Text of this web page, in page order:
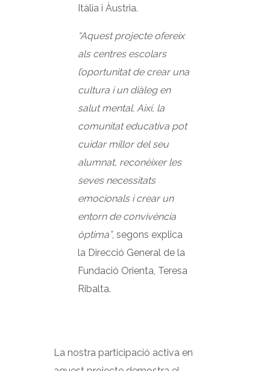
Itàlia i Àustria.
“Aquest projecte ofereix
als centres escolars
l’oportunitat de crear una
cultura i un diàleg en
salut mental. Així, la
comunitat educativa pot
cuidar millor del seu
alumnat, reconèixer les
seves necessitats
emocionals i crear un
entorn de convivència
òptima”, segons explica
la Direcció General de la
Fundació Orienta, Teresa
Ribalta.
La nostra participació activa en